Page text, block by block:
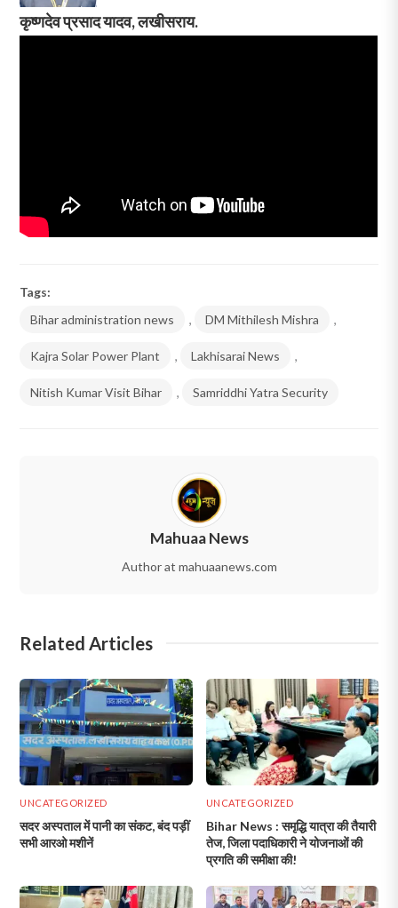
कृष्णदेव प्रसाद यादव, लखीसराय.
Tags:
Bihar administration news
, DM Mithilesh Mishra ,
Kajra Solar Power Plant , Lakhisarai News ,
Nitish Kumar Visit Bihar , Samriddhi Yatra Security
Mahuaa News
Author at mahuaanews.com
Related Articles
UNCATEGORIZED
सदर अस्पताल में पानी का संकट, बंद पड़ीं
सभी आरओ मशीनें
UNCATEGORIZED
Bihar News : समृद्धि यात्रा की तैयारी
तेज, जिला पदाधिकारी ने योजनाओं की
प्रगति की समीक्षा की!